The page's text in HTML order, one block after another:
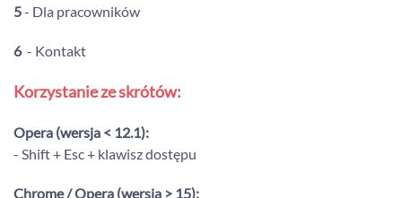
5- Dla pracowników
6- Kontakt
Korzystanie ze skrótów:
Opera (wersja < 12.1):
- Shift + Esc + klawisz dostępu
Chrome / Opera (wersja > 15):